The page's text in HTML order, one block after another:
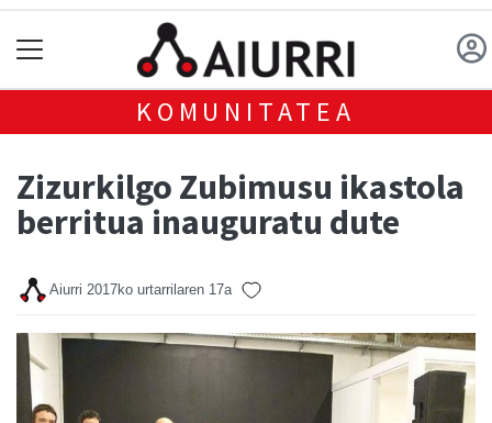
KOMUNITATEA
Zizurkilgo Zubimusu ikastola
berritua inauguratu dute
Aiurri 2017ko urtarrilaren 17a